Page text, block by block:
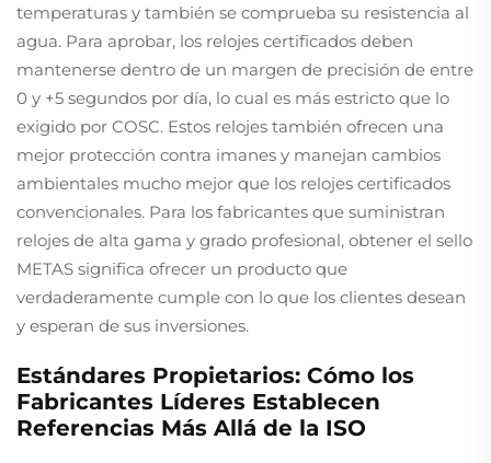
temperaturas y también se comprueba su resistencia al
agua. Para aprobar, los relojes certificados deben
mantenerse dentro de un margen de precisión de entre
0 y +5 segundos por día, lo cual es más estricto que lo
exigido por COSC. Estos relojes también ofrecen una
mejor protección contra imanes y manejan cambios
ambientales mucho mejor que los relojes certificados
convencionales. Para los fabricantes que suministran
relojes de alta gama y grado profesional, obtener el sello
METAS significa ofrecer un producto que
verdaderamente cumple con lo que los clientes desean
y esperan de sus inversiones.
Estándares Propietarios: Cómo los
Fabricantes Líderes Establecen
Referencias Más Allá de la ISO